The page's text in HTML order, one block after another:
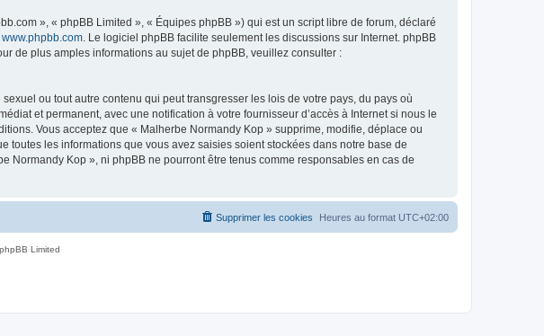
», « phpBB Limited », « Équipes phpBB ») qui est un script libre de forum, déclaré
www.phpbb.com . Le logiciel phpBB facilite seulement les discussions sur Internet. phpBB
de plus amples informations au sujet de phpBB, veuillez consulter :
ou tout autre contenu qui peut transgresser les lois de votre pays, du pays où
et permanent, avec une notification à votre fournisseur d’accès à Internet si nous le
Vous acceptez que « Malherbe Normandy Kop » supprime, modifie, déplace ou
toutes les informations que vous avez saisies soient stockées dans notre base de
Normandy Kop », ni phpBB ne pourront être tenus comme responsables en cas de
Heures au format UTC+02:00
Supprimer les cookies
Limited